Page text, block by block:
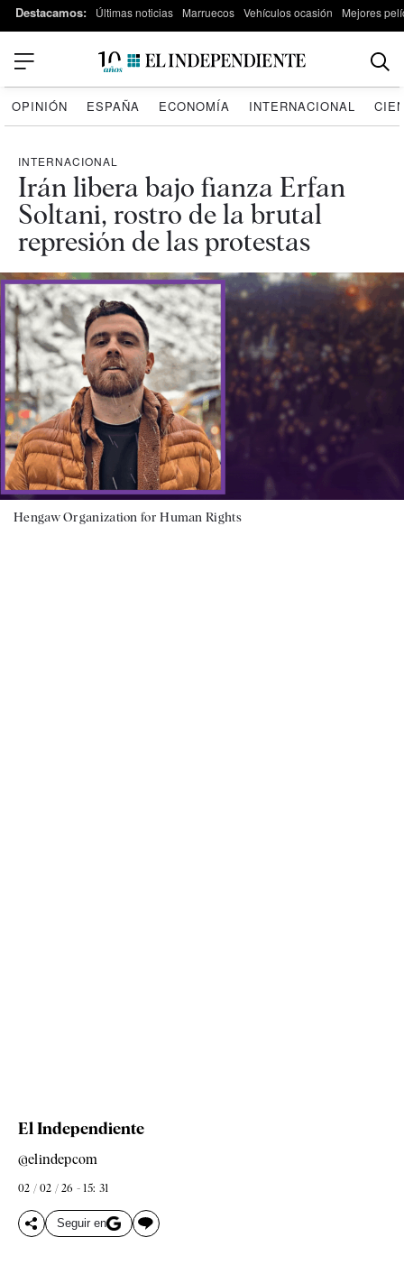
Destacamos: Últimas noticias Marruecos Vehículos ocasión Mejores
OPINIÓN ESPAÑA ECONOMÍA INTERNACIONAL
INTERNACIONAL
Irán libera bajo fianza Erfan
Soltani, rostro de la brutal
represión de las protestas
Hengaw Organization for Human Rights
El Independiente
@elindepcom
02 / 02 / 26 - 15: 31
Seguir en